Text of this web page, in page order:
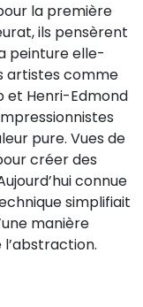
la première
ils pensèrent
peinture elle-
artistes comme
et Henri-Edmond
pure. Vues de
créer des
connue
simplifiait
manière